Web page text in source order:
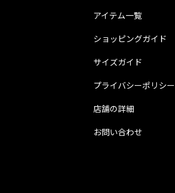
アイテム一覧
ショッピングガイド
サイズガイド
プライバシーポリシー
店舗の詳細
お問い合わせ